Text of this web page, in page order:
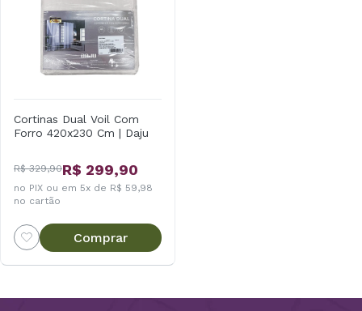
Cortinas Dual Voil Com
Forro 420x230 Cm | Daju
R$ 329,90R$ 299,90
no PIX ou em 5x de R$ 59,98
no cartão
Comprar